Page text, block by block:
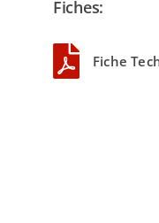
Fiches:
Fiche